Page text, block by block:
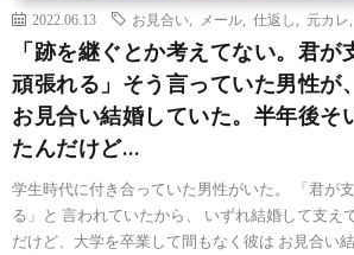
2022.06.13 お見合い メール 仕返し 元カレ
「跡を継ぐとか考えてない。君が
頑張れる」そう言っていた男性が
お見合い結婚していた。半年後そ
たんだけど…
学生時代に付き合っていた男性がいた。 「君が
る」と 言われていたから、 いずれ結婚して支え
だけど、大学を卒業して間もなく彼は お見合い